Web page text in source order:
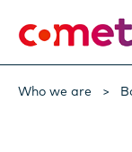
Who we are